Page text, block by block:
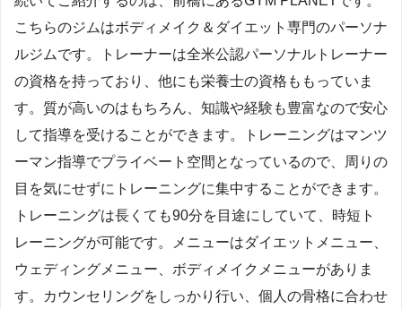
こちらのジムはボディメイク＆ダイエット専門のパーソナ
ルジムです。トレーナーは全米公認パーソナルトレーナー
の資格を持っており、他にも栄養士の資格ももっていま
す。質が高いのはもちろん、知識や経験も豊富なので安心
して指導を受けることができます。トレーニングはマンツ
ーマン指導でプライベート空間となっているので、周りの
目を気にせずにトレーニングに集中することができます。
トレーニングは長くても90分を目途にしていて、時短ト
レーニングが可能です。メニューはダイエットメニュー、
ウェディングメニュー、ボディメイクメニューがありま
す。カウンセリングをしっかり行い、個人の骨格に合わせ